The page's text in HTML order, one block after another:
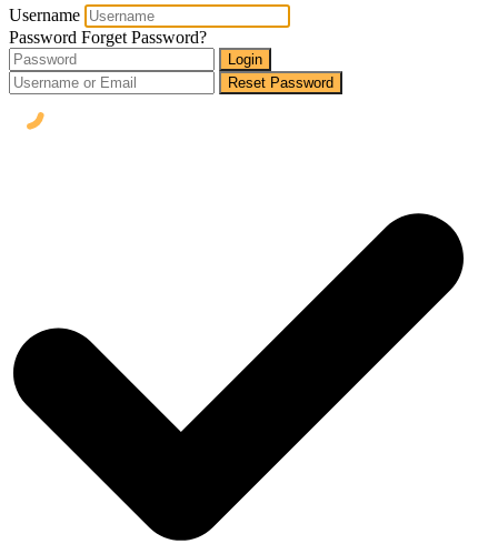
Username
Password Forget Password?
Login
Reset Password